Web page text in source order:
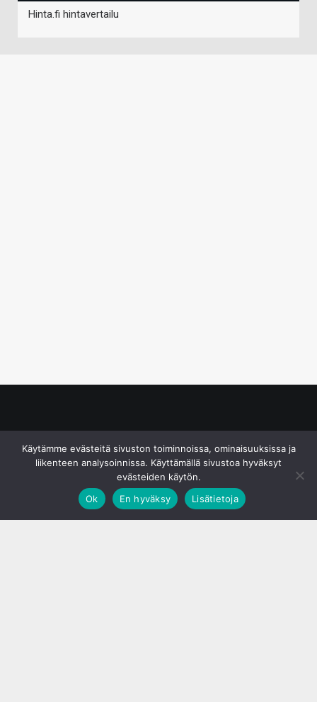
Hinta.fi hintavertailu
Käytämme evästeitä sivuston toiminnoissa, ominaisuuksissa ja
liikenteen analysoinnissa. Käyttämällä sivustoa hyväksyt
evästeiden käytön.
Ok
En hyväksy Lisätietoja